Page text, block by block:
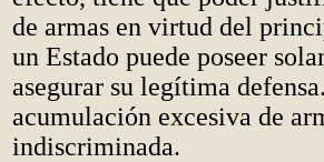
de armas en virtud del
un Estado puede poseer
asegurar su legítima
acumulación excesiva de
indiscriminada.